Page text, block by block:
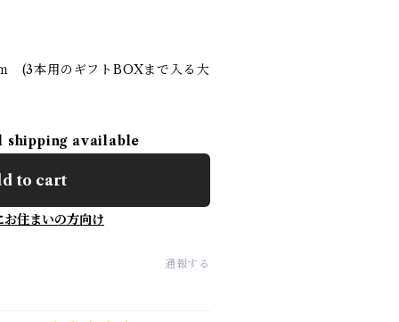
(3本用のギフトBOXまで入る大
available
to cart
お住まいの方向け
通報する